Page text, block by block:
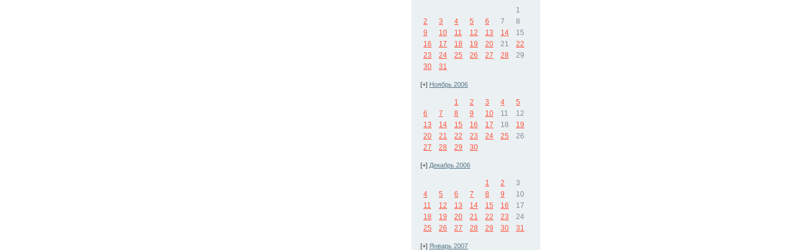
1
2
3 4 5 6 7
8
9
10 11 12 13 14
15
16
17 18 19 20 21
22
23
24 25 26 27 28
29
30
31
[+] Ноябрь 2006
1 2 3 4
5
6
7 8 9 10 11
12
13
14 15 16 17 18
19
20
21 22 23 24 25
26
27
28 29 30
[+] Декабрь 2006
1 2
3
4
5 6 7 8 9
10
11
12 13 14 15 16
17
18
19 20 21 22 23
24
25
26 27 28 29 30 31
[+] Январь 2007